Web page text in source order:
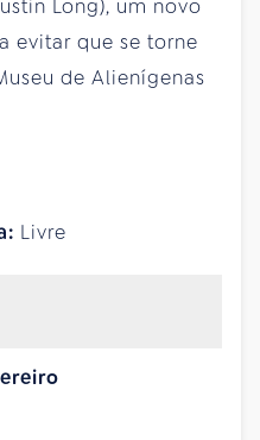
Long), um novo
evitar que se torne
de Alienígenas
Livre